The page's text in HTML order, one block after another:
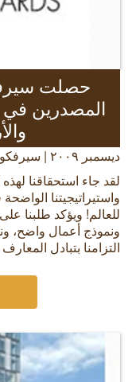
حصلت
المصدرين في
ديسمبر ٢٠٠٩ | سيرفكورب
لقد جاء استحقاقنا لهذه
واستيراتيجيتنا
للعالم! ويؤكد طلبنا
ونموذج أعمال واضح،
التزامنا بتبادل